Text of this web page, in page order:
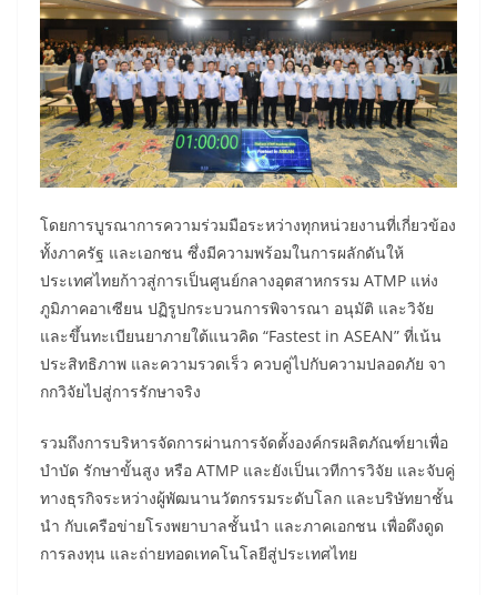
โดยการบูรณาการความร่วมมือระหว่างทุกหน่วยงานที่เกี่ยวข้อง
ทั้งภาครัฐ และเอกชน ซึ่งมีความพร้อมในการผลักดันให้
ประเทศไทยก้าวสู่การเป็นศูนย์กลางอุตสาหกรรม ATMP แห่ง
ภูมิภาคอาเซียน ปฏิรูปกระบวนการพิจารณา อนุมัติ และวิจัย
และขึ้นทะเบียนยาภายใต้แนวคิด “Fastest in ASEAN” ที่เน้น
ประสิทธิภาพ และความรวดเร็ว ควบคู่ไปกับความปลอดภัย จา
กกวิจัยไปสู่การรักษาจริง
รวมถึงการบริหารจัดการผ่านการจัดตั้งองค์กรผลิตภัณฑ์ยาเพื่อ
บำบัด รักษาขั้นสูง หรือ ATMP และยังเป็นเวทีการวิจัย และจับคู่
ทางธุรกิจระหว่างผู้พัฒนานวัตกรรมระดับโลก และบริษัทยาชั้น
นำ กับเครือข่ายโรงพยาบาลชั้นนำ และภาคเอกชน เพื่อดึงดูด
การลงทุน และถ่ายทอดเทคโนโลยีสู่ประเทศไทย